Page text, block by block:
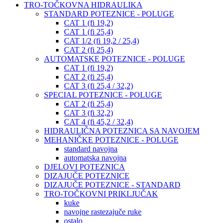
TRO-TOČKOVNA HIDRAULIKA
STANDARD POTEZNICE - POLUGE
CAT 1 (fi 19,2)
CAT 1 (fi 25,4)
CAT 1/2 (fi 19,2 / 25,4)
CAT 2 (fi 25,4)
AUTOMATSKE POTEZNICE - POLUGE
CAT 1 (fi 19,2)
CAT 2 (fi 25,4)
CAT 3 (fi 25,4 / 32,2)
SPECIAL POTEZNICE - POLUGE
CAT 2 (fi 25,4)
CAT 3 (fi 32,2)
CAT 4 (fi 45,2 / 32,4)
HIDRAULIČNA POTEZNICA SA NAVOJEM
MEHANIČKE POTEZNICE - POLUGE
standard navojna
automatska navojna
DJELOVI POTEZNICA
DIZAJUČE POTEZNICE
DIZAJUČE POTEZNICE - STANDARD
TRO-TOČKOVNI PRIKLJUČAK
kuke
navojne rastezajuče ruke
ostalo